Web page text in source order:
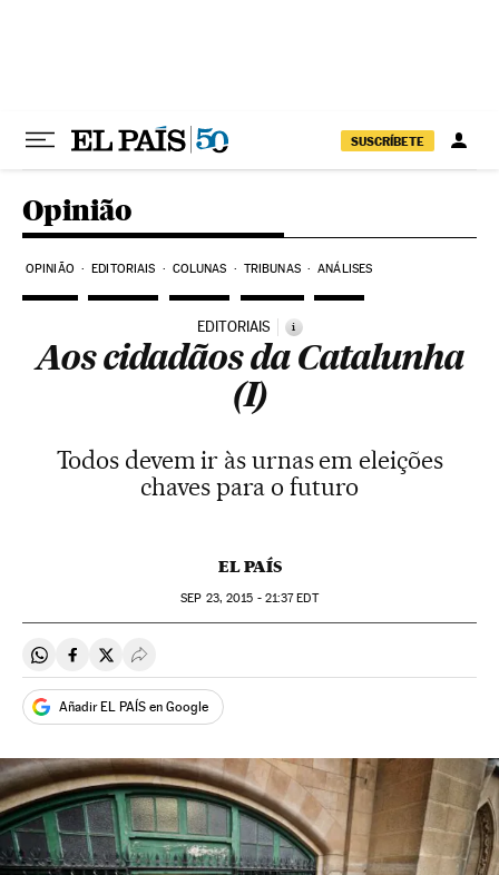
SUSCRÍBETE
Opinião
OPINIÃO EDITORIAIS COLUNAS TRIBUNAS ANÁLISES
EDITORIAIS i
Aos cidadãos da Catalunha
(I)
Todos devem ir às urnas em eleições
chaves para o futuro
EL PAÍS
SEP 23, 2015 - 21:37EDT
Compartir en Whatsapp
Compartir en Facebook
Compartir en Twitter
Desplegar Redes Sociales
Añadir EL PAÍS en Google